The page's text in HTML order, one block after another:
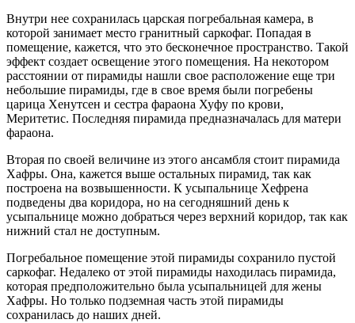
Внутри нее сохранилась царская погребальная камера, в
которой занимает место гранитный саркофаг. Попадая в
помещение, кажется, что это бесконечное пространство. Такой
эффект создает освещение этого помещения. На некотором
расстоянии от пирамиды нашли свое расположение еще три
небольшие пирамиды, где в свое время были погребены
царица Хенутсен и сестра фараона Хуфу по крови,
Меритетис. Последняя пирамида предназначалась для матери
фараона.
Вторая по своей величине из этого ансамбля стоит пирамида
Хафры. Она, кажется выше остальных пирамид, так как
построена на возвышенности. К усыпальнице Хефрена
подведены два коридора, но на сегодняшний день к
усыпальнице можно добраться через верхний коридор, так как
нижний стал не доступным.
Погребальное помещение этой пирамиды сохранило пустой
саркофаг. Недалеко от этой пирамиды находилась пирамида,
которая предположительно была усыпальницей для жены
Хафры. Но только подземная часть этой пирамиды
сохранилась до наших дней.